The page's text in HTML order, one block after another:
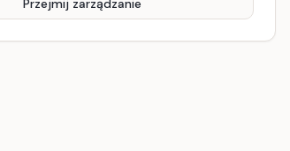
Przejmij zarządzanie